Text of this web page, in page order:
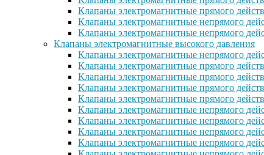
Клапаны электромагнитные прямого
Клапаны электромагнитные непрямого
Клапаны электромагнитные непрямого
Клапаны электромагнитные высокого давления
Клапаны электромагнитные непрямого
Клапаны электромагнитные прямого
Клапаны электромагнитные прямого
Клапаны электромагнитные прямого
Клапаны электромагнитные прямого
Клапаны электромагнитные непрямого
Клапаны электромагнитные непрямого
Клапаны электромагнитные непрямого
Клапаны электромагнитные непрямого